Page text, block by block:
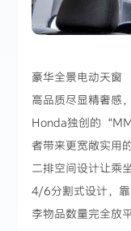
豪华全景电动天窗
高品质尽显精奢感
Honda独创的
者带来更宽敞实用
二排空间设计让乘
4/6分割式设计，
李物品数量完全放